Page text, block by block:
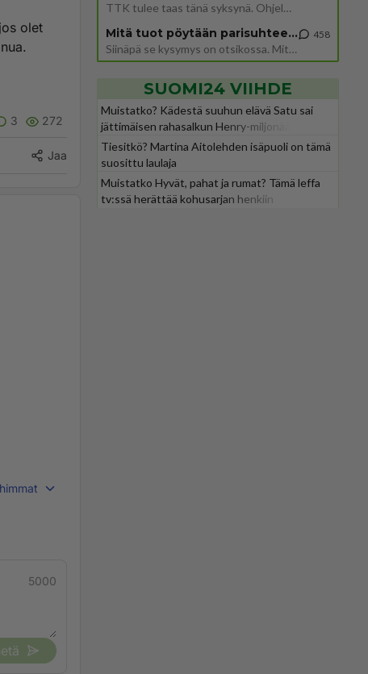
olet
3 272
Jaa
5000
TTK tulee taas tänä syksynä. Ohjelman uudet tähtioppilaat julkistetaan torstaina 6. elokuuta klo 14 alkavassa lehdistö
Mitä tuot pöytään parisuhteessa?
Siinäpä se kysymys on otsikossa. Mitäpä siis tuot/toisit pöytään parisuhteessa? Oletko mies vai nainen? Koetko sen mitä
458
SUOMI24 VIIHDE
Muistatko? Kädestä suuhun elävä Satu sai
jättimäisen rahasalkun Henry-miljonääriltä
Tiesitkö? Martina Aitolehden isäpuoli on tämä
suosittu laulaja
Muistatko Hyvät, pahat ja rumat? Tämä leffa
tv:ssä herättää kohusarjan henkiin